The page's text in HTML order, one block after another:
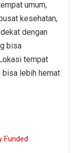
umum,
kesehatan,
dengan
bisa
tempat
bisa lebih hemat
Funded